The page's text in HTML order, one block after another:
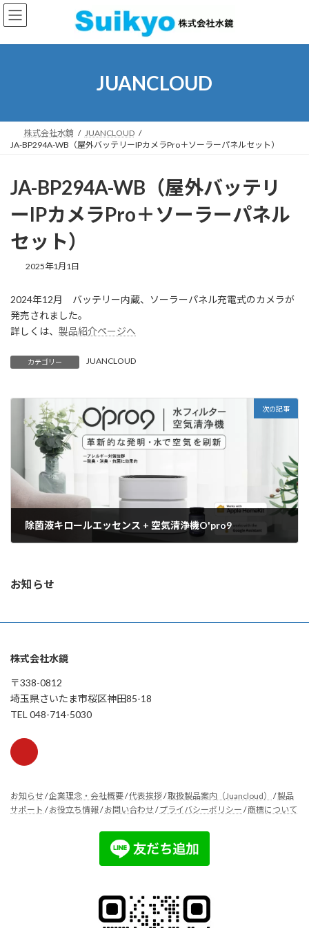
コ
ン
ン
ナ
ビ
ー
JUANCLOUD
株式会社水鏡
JUANCLOUD
JA-BP294A-WB（屋外バッテリーIPカメラPro＋ソーラーパネルセット）
JA-BP294A-WB（屋外バッテリ
ーIPカメラPro＋ソーラーパネル
セット）
2025年1月1日
新
時
:
2024年12月 バッテリー内蔵、ソーラーパネル充電式のカメラが
発売されました。
詳しくは、 製品紹介ページへ
カテゴリー JUANCLOUD
次の記事
除菌液キロールエッセンス + 空気清浄機O'pro9
お知らせ
株式会社水鏡
〒338-0812
埼玉県さいたま市桜区神田85-18
TEL 048-714-5030
お知らせ/企業理念・会社概要/代表挨拶/取扱製品案内（Juancloud） /製品
サポート /お役立ち情報/お問い合わせ/プライバシーポリシー /商標について